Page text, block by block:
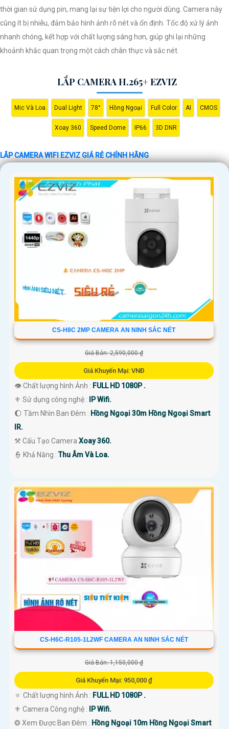
Hy vọng mẫu tư giới thiệu trên sẽ giúp bạn trong việc quảng bá sản
phẩm Camera Wifi Ezviz. Nếu có bất kỳ ý kiến hoặc cần sự chỉnh sửa
nào, bạn đừng ngần ngại để lại lời nhắn. Chúc bạn thành công!
thời gian sử dụng pin, mang lại sự tiện lợi cho người dùng. Camera này
cũng ít bị nhiễu, đảm bảo hình ảnh rõ nét và ổn định. Tốc độ xử lý ảnh
nhanh chóng, kết hợp với chất lượng sáng hơn, giúp ghi lại những
khoảnh khắc quan trọng một cách chân thực và sắc nét.
LẮP CAMERA H.265+ EZVIZ
Mic Và Loa Dual Light 78° Hồng Ngoại Full Color AI CMOS
Xoay 360 Speed Dome IP66 3D DNR
LẮP CAMERA WIFI EZVIZ GIÁ RẺ CHÍNH HÃNG
CS-H8C 2MP CAMERA AN NINH SẮC NÉT
Giá Bán: 2,590,000 ₫
Giá Khuyến Mại: VNĐ
👁 Chất lượng hình Ảnh : FULL HD 1080P .
⚜️ Sử dụng công nghệ :
IP Wifi.
🌔 Tầm Nhìn Ban Đêm : Hồng Ngoại 30m Hồng Ngoại Smart
IR.
⚒ Cấu Tạo Camera Xoay 360.
️👮 Khả Năng :Thu Âm Và Loa.
CS-H6C-R105-1L2WF CAMERA AN NINH SẮC NÉT
Giá Bán: 1,150,000 ₫
Giá Khuyến Mại: 950,000 ₫
🔅 Chất lượng hình Ảnh : FULL HD 1080P .
⚜️ Camera Công nghệ :
IP Wifi.
❂ Xem Được Ban Đêm : Hồng Ngoại 10m Hồng Ngoại Smart